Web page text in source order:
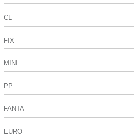
CL
FIX
MINI
PP
FANTA
EURO